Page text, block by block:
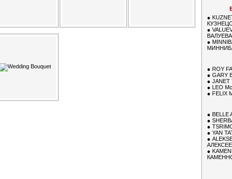
●
●
ВАЛУЕВА
●
● ROY
● GARY
● JANET
● LEO
● FELIX
●
●
●
● YAN
●
●